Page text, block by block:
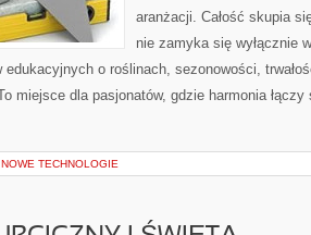
aranżacji. Całość skupia
nie zamyka się wyłącznie
o roślinach, sezonowości,
miejsce dla pasjonatów, gdzie harmonia
NOWE TECHNOLOGIE